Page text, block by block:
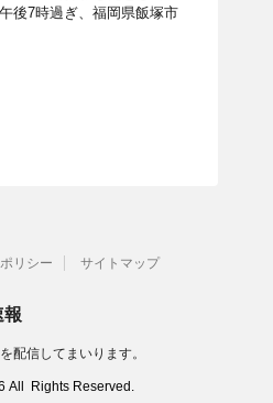
後7時過ぎ、福岡県飯塚市
リシー サイトマップ
報
配信してまいります。
All Rights Reserved.